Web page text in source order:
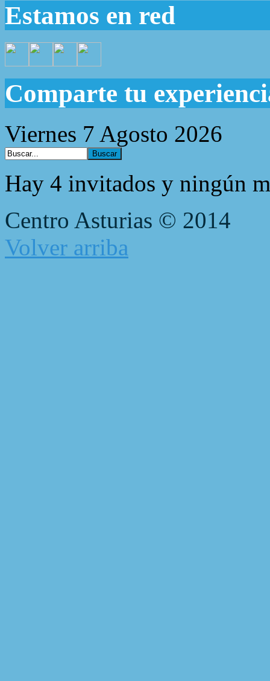
Estamos en red
Comparte tu
Viernes 7 Agosto 2026
Hay 4 invitados y ningún
Centro Asturias © 2014
Volver arriba